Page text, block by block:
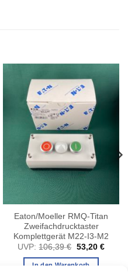
Eaton/Moeller RMQ-Titan
Zweifachdrucktaster
Komplettgerät M22-I3-M2
UVP: 106,39€
war:
53,20 €
In den Warenkorb